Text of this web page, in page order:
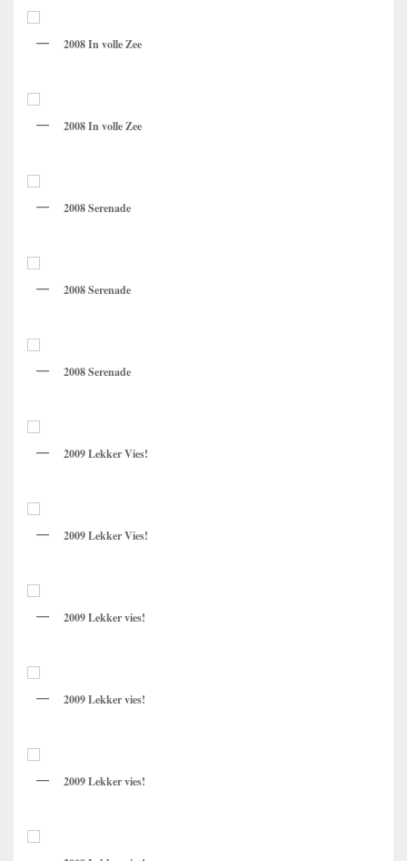
2008 In volle Zee
2008 In volle Zee
2008 Serenade
2008 Serenade
2008 Serenade
2009 Lekker Vies!
2009 Lekker Vies!
2009 Lekker vies!
2009 Lekker vies!
2009 Lekker vies!